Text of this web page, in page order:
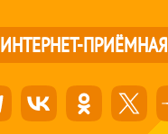
ИНТЕРНЕТ-ПРИЁМНАЯ